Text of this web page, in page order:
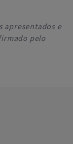
apresentados e
pelo